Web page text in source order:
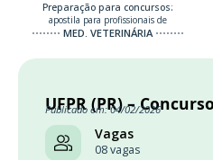
Preparação para concursos:
apostila para profissionais de
MED. VETERINÁRIA
UFPR (PR) –
Publicado em: 04/02/2026
Vagas
08 vagas